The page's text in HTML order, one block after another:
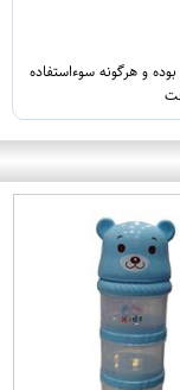
و هرگونه سوءاستفاده